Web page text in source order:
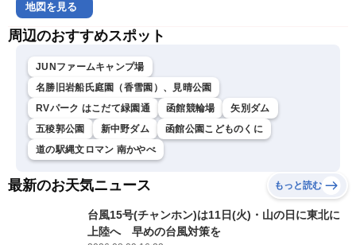
地図を見る
周辺のおすすめスポット
JUNファームキャンプ場
名勝旧岩船氏庭園（香雪園）、見晴公園
RVパーク はこだて緑園通
函館競輪場
矢別ダム
五稜郭公園
新中野ダム
函館公園こどものくに
道の駅縄文ロマン 南かやべ
最新のお天気ニュース もっと読む
台風15号(チャンホン)は11日(火)・山の日に東北に
上陸へ 早めの台風対策を